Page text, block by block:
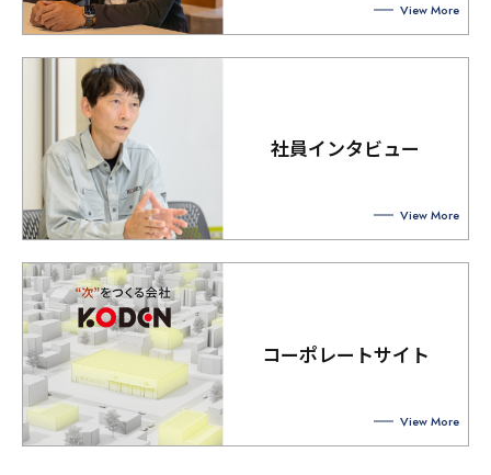
View More
社員インタビュー
View More
コーポレートサイト
View More